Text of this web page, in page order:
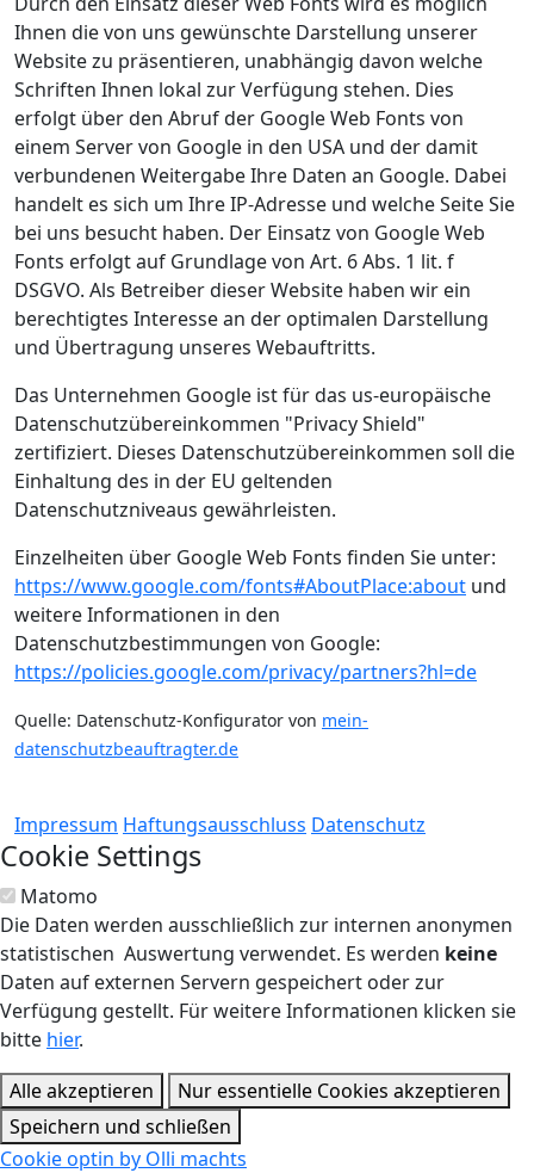
Ihnen die von uns gewünschte Darstellung unserer
Website zu präsentieren, unabhängig davon welche
Schriften Ihnen lokal zur Verfügung stehen. Dies
erfolgt über den Abruf der Google Web Fonts von
einem Server von Google in den USA und der damit
verbundenen Weitergabe Ihre Daten an Google. Dabei
handelt es sich um Ihre IP-Adresse und welche Seite Sie
bei uns besucht haben. Der Einsatz von Google Web
Fonts erfolgt auf Grundlage von Art. 6 Abs. 1 lit. f
DSGVO. Als Betreiber dieser Website haben wir ein
berechtigtes Interesse an der optimalen Darstellung
und Übertragung unseres Webauftritts.
Das Unternehmen Google ist für das us-europäische
Datenschutzübereinkommen "Privacy Shield"
zertifiziert. Dieses Datenschutzübereinkommen soll die
Einhaltung des in der EU geltenden
Datenschutzniveaus gewährleisten.
Einzelheiten über Google Web Fonts finden Sie unter:
https://www.google.com/fonts#AboutPlace:about und
weitere Informationen in den
Datenschutzbestimmungen von Google:
https://policies.google.com/privacy/partners?hl=de
Quelle: Datenschutz-Konfigurator von mein-
datenschutzbeauftragter.de
Impressum Haftungsausschluss Datenschutz
Cookie Settings
Matomo
Die Daten werden ausschließlich zur internen anonymen
statistischen Auswertung verwendet. Es werden keine
Daten auf externen Servern gespeichert oder zur
Verfügung gestellt. Für weitere Informationen klicken sie
bitte hier.
Alle akzeptieren
Nur essentielle Cookies akzeptieren
Speichern und schließen
Cookie optin by Olli machts